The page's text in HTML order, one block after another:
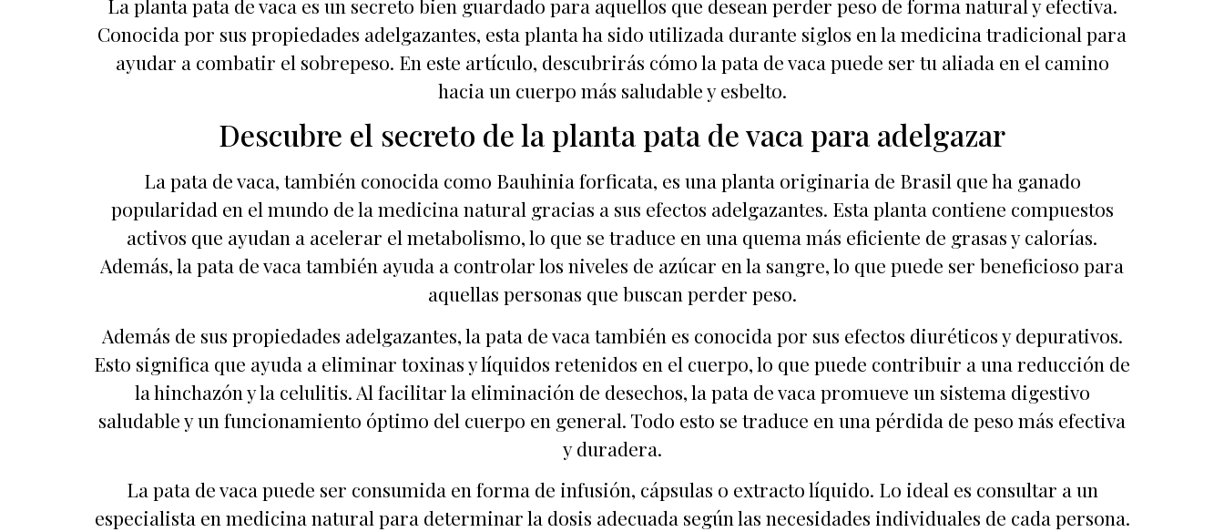
La planta pata de vaca es un secreto bien guardado para aquellos que desean perder peso de forma natural y efectiva.
Conocida por sus propiedades adelgazantes, esta planta ha sido utilizada durante siglos en la medicina tradicional para
ayudar a combatir el sobrepeso. En este artículo, descubrirás cómo la pata de vaca puede ser tu aliada en el camino
hacia un cuerpo más saludable y esbelto.
Descubre el secreto de la planta pata de vaca para adelgazar
La pata de vaca, también conocida como Bauhinia forficata, es una planta originaria de Brasil que ha ganado
popularidad en el mundo de la medicina natural gracias a sus efectos adelgazantes. Esta planta contiene compuestos
activos que ayudan a acelerar el metabolismo, lo que se traduce en una quema más eficiente de grasas y calorías.
Además, la pata de vaca también ayuda a controlar los niveles de azúcar en la sangre, lo que puede ser beneficioso para
aquellas personas que buscan perder peso.
Además de sus propiedades adelgazantes, la pata de vaca también es conocida por sus efectos diuréticos y depurativos.
Esto significa que ayuda a eliminar toxinas y líquidos retenidos en el cuerpo, lo que puede contribuir a una reducción de
la hinchazón y la celulitis. Al facilitar la eliminación de desechos, la pata de vaca promueve un sistema digestivo
saludable y un funcionamiento óptimo del cuerpo en general. Todo esto se traduce en una pérdida de peso más efectiva
y duradera.
La pata de vaca puede ser consumida en forma de infusión, cápsulas o extracto líquido. Lo ideal es consultar a un
especialista en medicina natural para determinar la dosis adecuada según las necesidades individuales de cada persona.